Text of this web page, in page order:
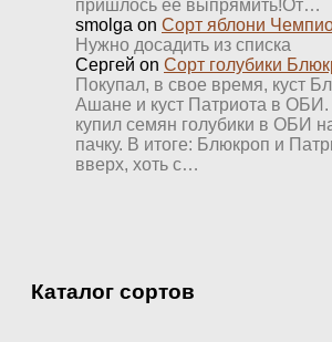
пришлось ее выпрямить!От…
smolga on Сорт яблони
Нужно досадить из списка
Сергей on Сорт голубики
Покупал, в свое время, куст
Ашане и куст Патриота в ОБИ.
купил семян голубики в ОБИ
пачку. В итоге: Блюкроп и
вверх, хоть с…
Каталог сортов